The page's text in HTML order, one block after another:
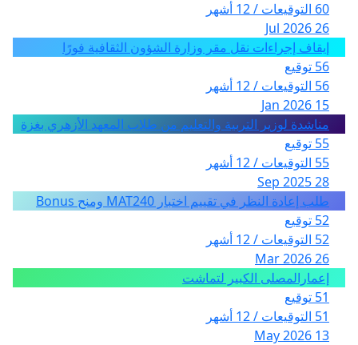
60 التوقيعات / 12 أشهر
26 Jul 2026
إيقاف إجراءات نقل مقر وزارة الشؤون الثقافية فورًا
56 توقيع
56 التوقيعات / 12 أشهر
15 Jan 2026
مناشدة لوزير التربية والتعليم من طلاب المعهد الأزهري بغزة
55 توقيع
55 التوقيعات / 12 أشهر
28 Sep 2025
طلب إعادة النظر في تقييم اختبار MAT240 ومنح Bonus
52 توقيع
52 التوقيعات / 12 أشهر
26 Mar 2026
إعمارالمصلى الكبير لتماشت
51 توقيع
51 التوقيعات / 12 أشهر
13 May 2026